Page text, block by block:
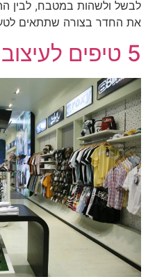
לבשל ולשהות במטבח, לבין
את החדר בצורה שתתאים
5 טיפים לעיצוב חנויות